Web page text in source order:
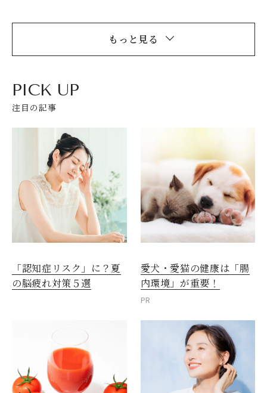
もっと見る
PICK UP
注目の記事
「認知症リスク」に？夏
の脳疲れ対策５選
愛犬・愛猫の健康は「腸
内環境」が重要！
PR